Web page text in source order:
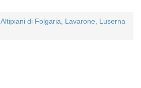
Altipiani di Folgaria, Lavarone, Luserna